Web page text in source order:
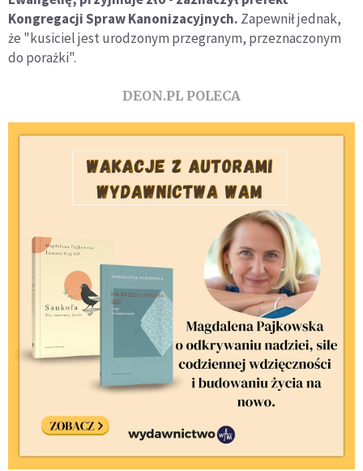
Kongregacji Spraw Kanonizacyjnych. Zapewnił jednak,
że "kusiciel jest urodzonym przegranym, przeznaczonym
do porażki".
DEON.PL POLECA